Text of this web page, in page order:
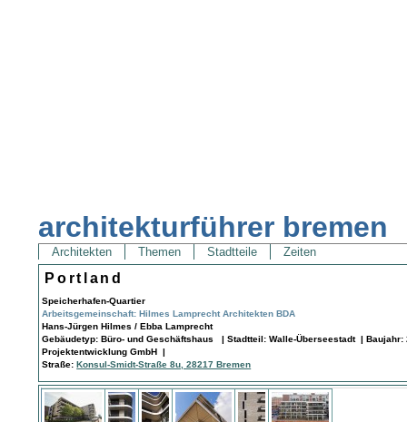
architekturführer bremen
Architekten Themen Stadtteile Zeiten
Portland
Speicherhafen-Quartier
Arbeitsgemeinschaft: Hilmes Lamprecht Architekten BDA
Hans-Jürgen Hilmes / Ebba Lamprecht
Gebäudetyp: Büro- und Geschäftshaus | Stadtteil: Walle-Überseestadt |
Projektentwicklung GmbH |
Straße:Konsul-Smidt-Straße 8u, 28217 Bremen